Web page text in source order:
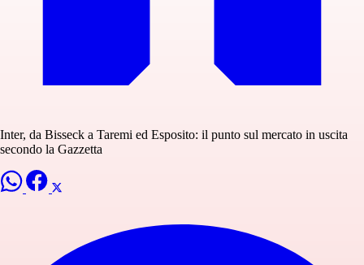
Inter, da Bisseck a Taremi ed Esposito: il punto sul mercato in uscita
secondo la Gazzetta